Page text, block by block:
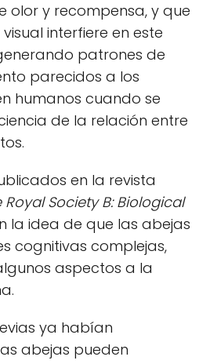
olor y recompensa, y que
interfiere en este
patrones de
parecidos a los
humanos cuando se
de la relación entre
en la revista
Society B: Biological
la idea de que las abejas
cognitivas complejas,
aspectos a la
ya habían
abejas pueden